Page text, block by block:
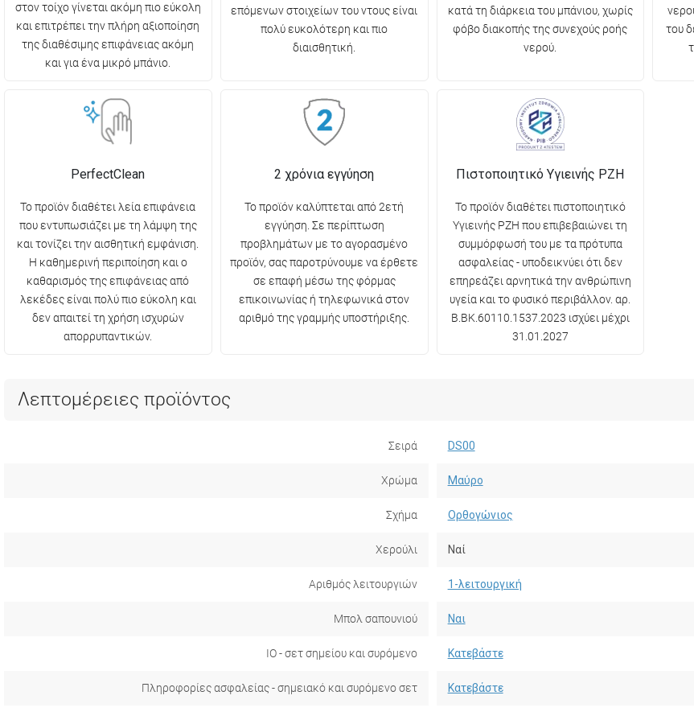
στον τοίχο γίνεται ακόμη πιο εύκολη
και επιτρέπει την πλήρη αξιοποίηση
της διαθέσιμης επιφάνειας ακόμη
και για ένα μικρό μπάνιο.
επόμενων στοιχείων του ντους είναι
πολύ ευκολότερη και πιο
διαισθητική.
κατά τη διάρκεια του μπάνιου, χωρίς
φόβο διακοπής της συνεχούς ροής
νερού.
του
PerfectClean
Το προϊόν διαθέτει λεία επιφάνεια
που εντυπωσιάζει με τη λάμψη της
και τονίζει την αισθητική εμφάνιση.
Η καθημερινή περιποίηση και ο
καθαρισμός της επιφάνειας από
λεκέδες είναι πολύ πιο εύκολη και
δεν απαιτεί τη χρήση ισχυρών
απορρυπαντικών.
2 χρόνια εγγύηση
Το προϊόν καλύπτεται από 2ετή
εγγύηση. Σε περίπτωση
προβλημάτων με το αγορασμένο
προϊόν, σας παροτρύνουμε να έρθετε
σε επαφή μέσω της φόρμας
επικοινωνίας ή τηλεφωνικά στον
αριθμό της γραμμής υποστήριξης.
Πιστοποιητικό Υγιεινής PZH
Το προϊόν διαθέτει πιστοποιητικό
Υγιεινής PZH που επιβεβαιώνει τη
συμμόρφωσή του με τα πρότυπα
ασφαλείας - υποδεικνύει ότι δεν
επηρεάζει αρνητικά την ανθρώπινη
υγεία και το φυσικό περιβάλλον. αρ.
B.BK.60110.1537.2023 ισχύει μέχρι
31.01.2027
Λεπτομέρειες προϊόντος
Σειρά DS00
Χρώμα Μαύρο
Σχήμα Ορθογώνιος
Χερούλι Ναί
Αριθμός λειτουργιών 1-λειτουργική
Μπολ σαπουνιού Ναι
IO - σετ σημείου και συρόμενο Κατεβάστε
Πληροφορίες ασφαλείας - σημειακό και συρόμενο σετ Κατεβάστε